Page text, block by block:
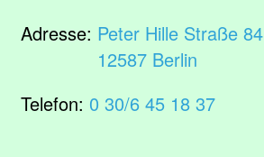
Adresse: Peter Hille Straße 84
12587 Berlin
Telefon: 0 30/6 45 18 37